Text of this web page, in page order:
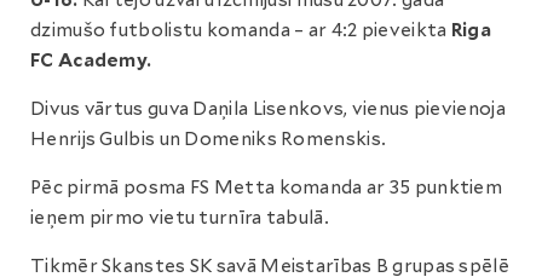
dzimušo futbolistu komanda – ar 4:2 pieveikta Riga
FC Academy.
Divus vārtus guva Daņila Lisenkovs, vienus pievienoja
Henrijs Gulbis un Domeniks Romenskis.
Pēc pirmā posma FS Metta komanda ar 35 punktiem
ieņem pirmo vietu turnīra tabulā.
Tikmēr Skanstes SK savā Meistarības B grupas spēlē